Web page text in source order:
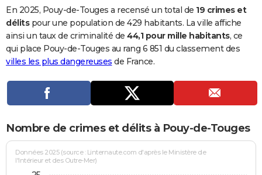
Carte de Noël
Carte Bonne année
Carte Saint-Valentin
Carte Pâques
Carte d'anniversaire
DICTIONNAIRE
Dictionnaire
Biographies
Citations
Expressions
Proverbes
PROGRAMME TV
COPAINS D'AVANT
S'inscrire
Se connecter
Lycées
Collèges
Primaires
Universités
Entreprises
Service militaire
Avis de recherche
AVIS DE DÉCÈS
FORUM
Bricolage
Lifestyle
Culture
Sport
Auto
Television
Voyage
Cinema
En 2025, Pouy-de-Touges a recensé un total de 19 crimes et
délitspour une population de 429 habitants. La ville affiche
ainsi un taux de criminalité de 44,1 pour mille habitants, ce
qui place Pouy-de-Touges au rang 6 851 du classement des
villes les plus dangereuses de France.
Nombre de crimes et délits à Pouy-de-Touges
Données 2025 (source : Linternaute.com d'après le Ministère de
l'Intérieur et des Outre-Mer)